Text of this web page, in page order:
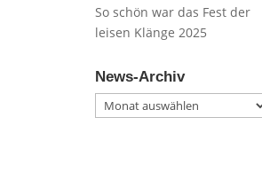
So schön war das Fest der
leisen Klänge 2025
News-Archiv
News-
Archiv